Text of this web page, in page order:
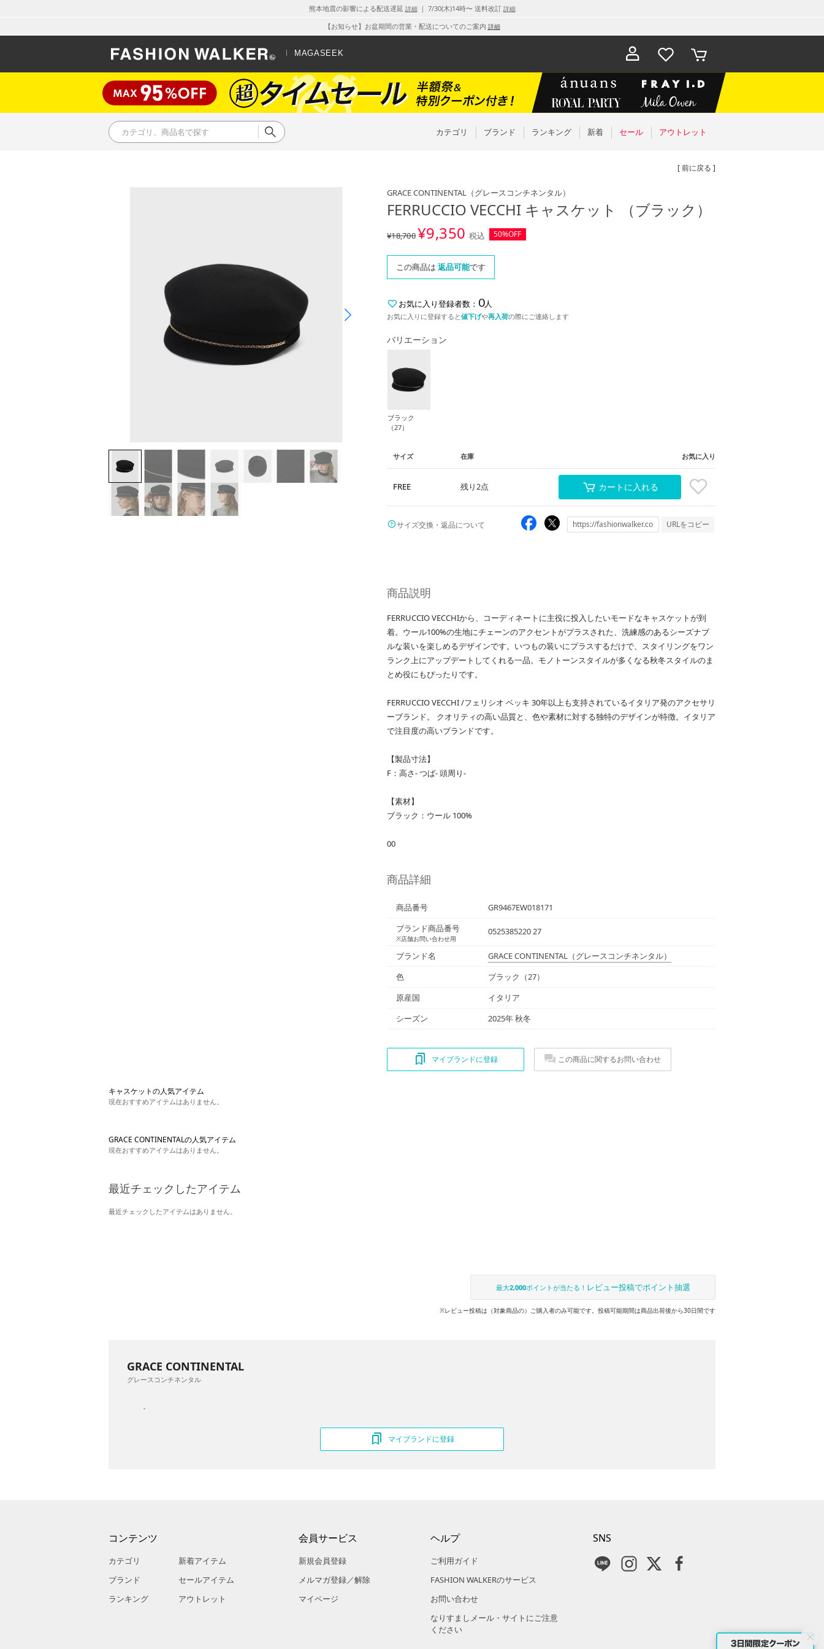
熊本地震の影響による配送遅延 詳細｜ 7/30(木)14時〜 送料改訂 詳細
【お知らせ】お盆期間の営業・配送についてのご案内 詳細
MAGASEEK
お気に入
り
カート
カテゴリ ブランド ランキング 新着 セール アウトレット
[ 前に戻る ]
GRACE CONTINENTAL （グレースコンチネンタル）
FERRUCCIO VECCHI キャスケット （ブラック）
¥18,700¥9,350 税込 50%OFF
この商品は 返品可能です
お気に入り登録者数： 0人
お気に入りに登録すると値下げや再入荷の際にご連絡します
バリエーション
ブラック
（27）
サイズ 在庫 お気に入り
FREE 残り2点 カートに入れる
サイズ交換・返品について URLをコピー
商品説明
FERRUCCIO VECCHIから、コーディネートに主役に投入したいモードなキャスケットが到
着。ウール100%の生地にチェーンのアクセントがプラスされた、洗練感のあるシーズナブ
ルな装いを楽しめるデザインです。いつもの装いにプラスするだけで、スタイリングをワン
ランク上にアップデートしてくれる一品。モノトーンスタイルが多くなる秋冬スタイルのま
とめ役にもぴったりです。
FERRUCCIO VECCHI /フェリシオ ベッキ 30年以上も支持されているイタリア発のアクセサリ
ーブランド。 クオリティの高い品質と、色や素材に対する独特のデザインが特徴。イタリア
で注目度の高いブランドです。
【製品寸法】
F：高さ- つば- 頭周り-
【素材】
ブラック：ウール 100%
00
商品詳細
商品番号
GR9467EW018171
ブランド商品番号
※店舗お問い合わせ用
0525385220 27
ブランド名 GRACE CONTINENTAL （グレースコンチネンタル）
色
ブラック（27）
原産国
イタリア
シーズン
2025年 秋冬
マイブランドに登録 この商品に関するお問い合わせ
キャスケットの人気アイテム
現在おすすめアイテムはありません。
GRACE CONTINENTALの人気アイテム
現在おすすめアイテムはありません。
最近チェックしたアイテム
最近チェックしたアイテムはありません。
最大2,000ポイントが当たる！ レビュー投稿でポイント抽選
※レビュー投稿は（対象商品の）ご購入者のみ可能です。投稿可能期間は商品出荷後から30日間です
GRACE CONTINENTAL
グレースコンチネンタル
マイブランドに登録
コンテンツ
カテゴリ
ブランド
ランキング
新着アイテム
セールアイテム
アウトレット
会員サービス
新規会員登録
メルマガ登録／解除
マイページ
ヘルプ
ご利用ガイド
FASHION WALKERのサービス
お問い合わせ
なりすましメール・サイトにご注意
ください
SNS